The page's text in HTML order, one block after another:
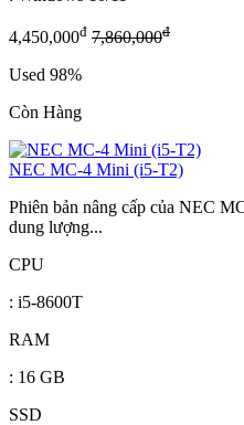
4,450,000đ 7,860,000đ
Used 98%
Còn Hàng
NEC MC-4 Mini (i5-T2)
Phiên bản nâng cấp của NEC
dung lượng...
CPU
: i5-8600T
RAM
: 16 GB
SSD